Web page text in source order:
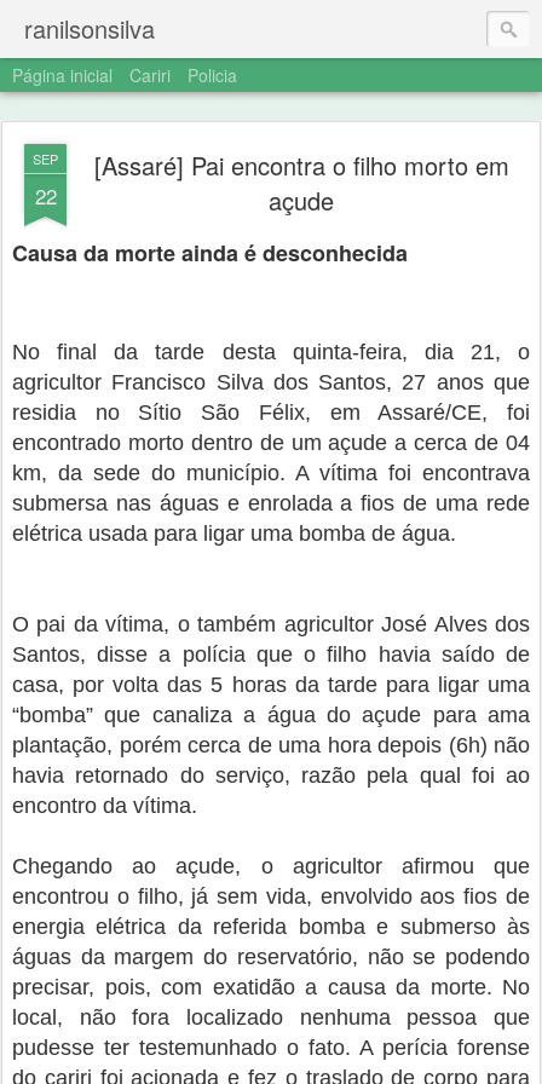
ranilsonsilva
Página inicial Cariri Policia
SEP
22
[Assaré] Pai encontra o filho morto em
açude
Causa da morte ainda é desconhecida
No final da tarde desta quinta-feira, dia 21, o
agricultor Francisco Silva dos Santos, 27 anosque
residia no Sítio São Félix, em Assaré/CE, foi
encontrado morto dentro de um açude a cerca de 04
km, da sede do município. A vítima foi encontrava
submersa nas águas e enrolada a fios de uma rede
elétrica usada para ligar uma bomba de água.
O pai da vítima, o também agricultor José Alves dos
Santos, disse a polícia que o filho havia saído de
casa, por volta das 5 horas da tarde para ligar uma
“bomba” que canaliza a água do açude para ama
plantação, porém cerca de uma hora depois (6h) não
havia retornado do serviço, razão pela qual foi ao
encontro da vítima.
Chegando ao açude, o agricultor afirmou que
encontrou o filho, já sem vida, envolvido aos fios de
energia elétrica da referida bomba e submerso às
águas da margem do reservatório, não se podendo
precisar, pois, com exatidão a causa da morte. No
local, não fora localizado nenhuma pessoa que
pudesse ter testemunhado o fato. A perícia forense
do cariri foi acionada e fez o traslado de corpo para